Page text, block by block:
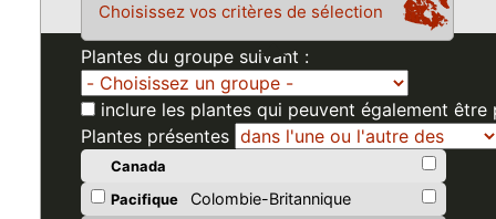
Choisissez vos critères de sélection
Plantes du groupe suivant :
inclure les plantes qui peuvent également
Plantes présentes
Canada
Pacifique
Colombie-Britannique